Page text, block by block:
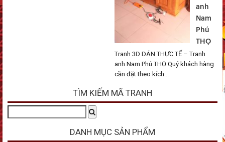
anh
Nam
Phú
THỌ
Tranh 3D DÁN THỰC TẾ – Tranh
anh Nam Phú THỌ Quý khách hàng
cần đặt theo kích...
TÌM KIẾM MÃ TRANH
DANH MỤC SẢN PHẨM